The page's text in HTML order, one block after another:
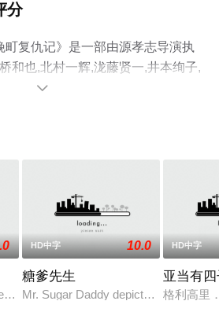
分
复仇记》是一部由源孝志导演执
和也,北村一辉,泷藤贤一,井本绚子,
康史,泽口靖子,正名仆蔵,山口马木
电影大全就上策驰电影网，更多

Good饰）似乎拥有了令人艳羡的
HD中字 10.0
糖爹先生
Mr. Sugar Daddy depicts the story of
HD中字
亚当有
格利高里